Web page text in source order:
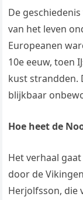
De
van het leven
Europeanen
10e eeuw, toen
kust strandden.
blijkbaar
Hoe heet de
Het verhaal
door de
Herjolfsson, die